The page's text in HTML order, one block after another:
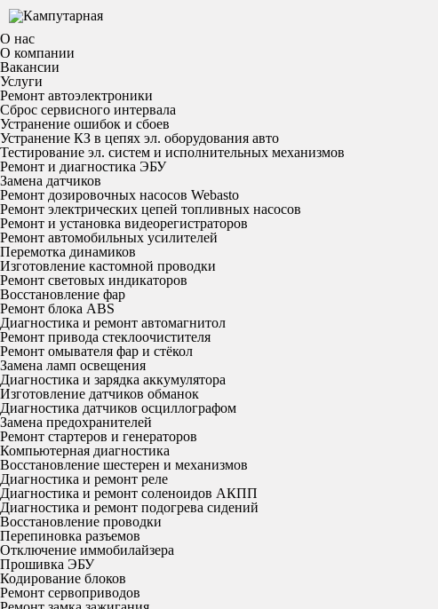
О нас
О компании
Вакансии
Услуги
Ремонт автоэлектроники
Сброс сервисного интервала
Устранение ошибок и сбоев
Устранение КЗ в цепях эл. оборудования авто
Тестирование эл. систем и исполнительных механизмов
Ремонт и диагностика ЭБУ
Замена датчиков
Ремонт дозировочных насосов Webasto
Ремонт электрических цепей топливных насосов
Ремонт и установка видеорегистраторов
Ремонт автомобильных усилителей
Перемотка динамиков
Изготовление кастомной проводки
Ремонт световых индикаторов
Восстановление фар
Ремонт блока ABS
Диагностика и ремонт автомагнитол
Ремонт привода стеклоочистителя
Ремонт омывателя фар и стёкол
Замена ламп освещения
Диагностика и зарядка аккумулятора
Изготовление датчиков обманок
Диагностика датчиков осциллографом
Замена предохранителей
Ремонт стартеров и генераторов
Компьютерная диагностика
Восстановление шестерен и механизмов
Диагностика и ремонт реле
Диагностика и ремонт соленоидов АКПП
Диагностика и ремонт подогрева сидений
Восстановление проводки
Перепиновка разъемов
Отключение иммобилайзера
Прошивка ЭБУ
Кодирование блоков
Ремонт сервоприводов